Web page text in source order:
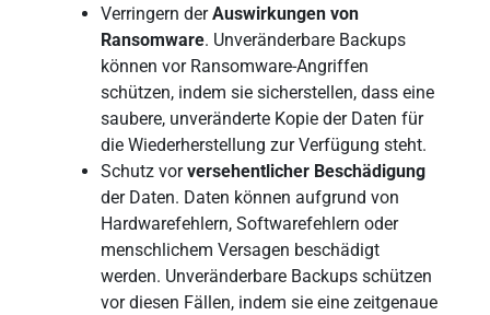
Verringern derAuswirkungen von
Ransomware. Unveränderbare Backups
können vor Ransomware-Angriffen
schützen, indem sie sicherstellen, dass eine
saubere, unveränderte Kopie der Daten für
die Wiederherstellung zur Verfügung steht.
Schutz vorversehentlicher Beschädigung
der Daten. Daten können aufgrund von
Hardwarefehlern, Softwarefehlern oder
menschlichem Versagen beschädigt
werden. Unveränderbare Backups schützen
vor diesen Fällen, indem sie eine zeitgenaue